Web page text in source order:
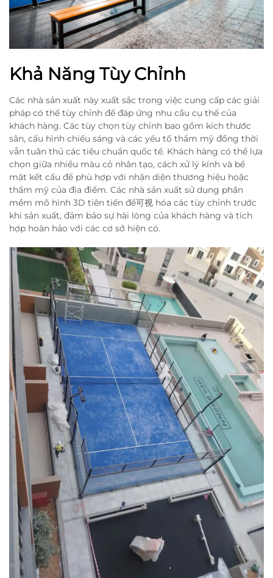
Khả Năng Tùy Chỉnh
Các nhà sản xuất này xuất sắc trong việc cung cấp các giải
pháp có thể tùy chỉnh để đáp ứng nhu cầu cụ thể của
khách hàng. Các tùy chọn tùy chỉnh bao gồm kích thước
sân, cấu hình chiếu sáng và các yếu tố thẩm mỹ đồng thời
vẫn tuân thủ các tiêu chuẩn quốc tế. Khách hàng có thể lựa
chọn giữa nhiều màu cỏ nhân tạo, cách xử lý kính và bề
mặt kết cấu để phù hợp với nhận diện thương hiệu hoặc
thẩm mỹ của địa điểm. Các nhà sản xuất sử dụng phần
mềm mô hình 3D tiên tiến để可视 hóa các tùy chỉnh trước
khi sản xuất, đảm bảo sự hài lòng của khách hàng và tích
hợp hoàn hảo với các cơ sở hiện có.